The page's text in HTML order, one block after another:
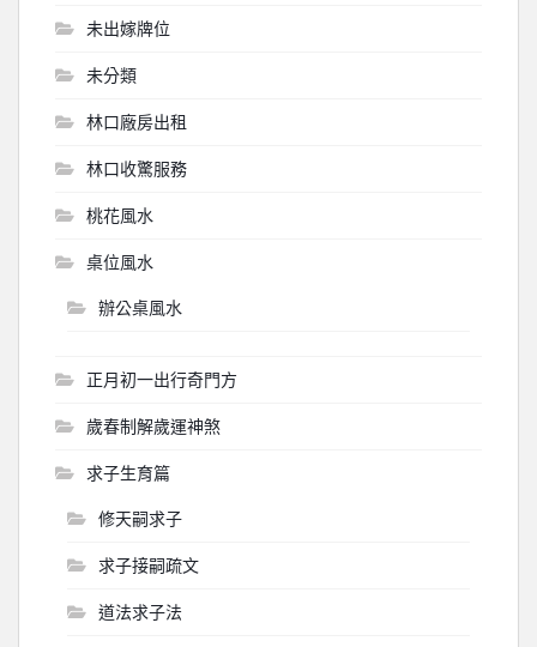
未出嫁牌位
未分類
林口廠房出租
林口收驚服務
桃花風水
桌位風水
辦公桌風水
正月初一出行奇門方
歲春制解歲運神煞
求子生育篇
修天嗣求子
求子接嗣疏文
道法求子法